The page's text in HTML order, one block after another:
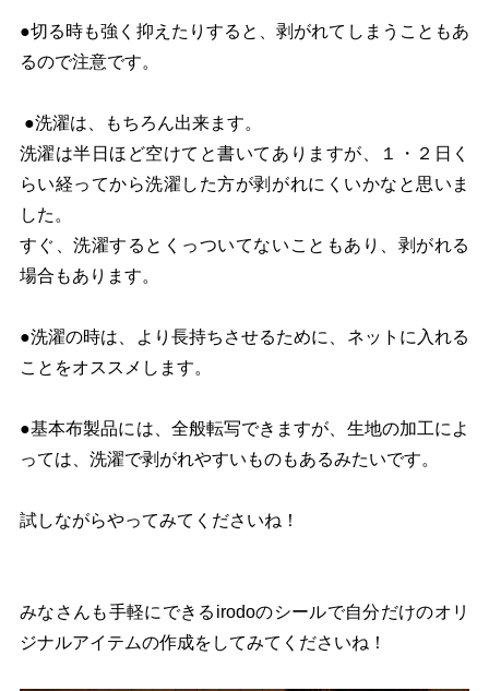
●切る時も強く抑えたりすると、剥がれてしまうこともあ
るので注意です。
●洗濯は、もちろん出来ます。
洗濯は半日ほど空けてと書いてありますが、１・２日く
らい経ってから洗濯した方が剥がれにくいかなと思いま
した。
すぐ、洗濯するとくっついてないこともあり、剥がれる
場合もあります。
●洗濯の時は、より長持ちさせるために、ネットに入れる
ことをオススメします。
●基本布製品には、全般転写できますが、生地の加工によ
っては、洗濯で剥がれやすいものもあるみたいです。
試しながらやってみてくださいね！
みなさんも手軽にできるirodoのシールで自分だけのオリ
ジナルアイテムの作成をしてみてくださいね！